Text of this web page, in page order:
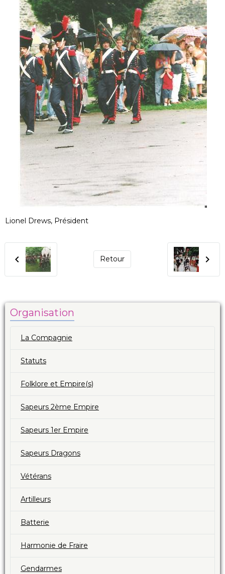
Lionel Drews, Président
Retour
Organisation
La Compagnie
Statuts
Folklore et Empire(s)
Sapeurs 2ème Empire
Sapeurs 1er Empire
Sapeurs Dragons
Vétérans
Artilleurs
Batterie
Harmonie de Fraire
Gendarmes